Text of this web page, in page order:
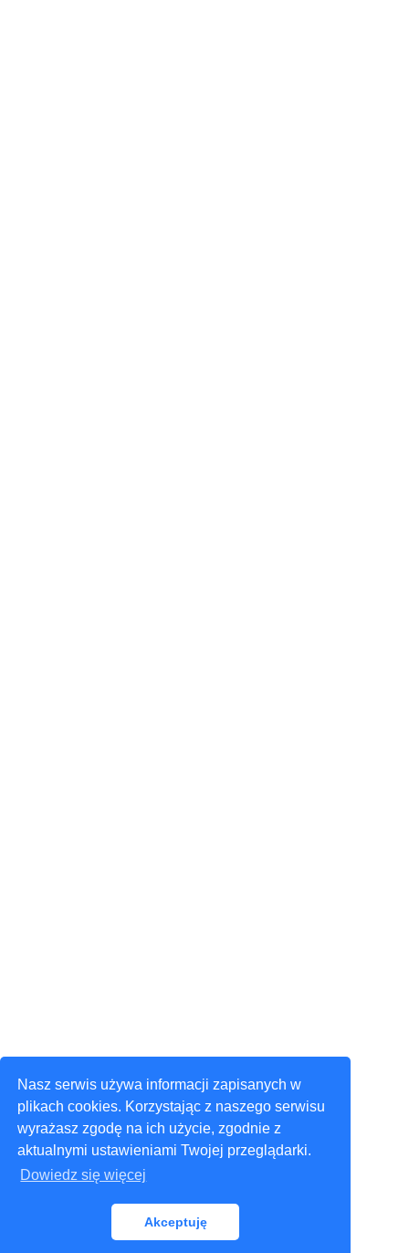
Nasz serwis używa informacji zapisanych w
plikach cookies. Korzystając z naszego serwisu
wyrażasz zgodę na ich użycie, zgodnie z
aktualnymi ustawieniami Twojej przeglądarki.
Dowiedz się więcej
Akceptuję